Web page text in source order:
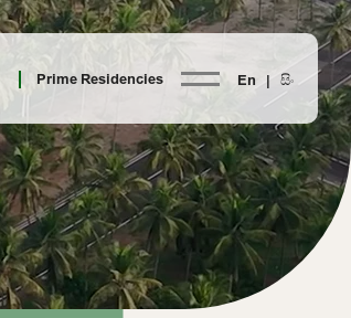
Prime Residencies En | සිං